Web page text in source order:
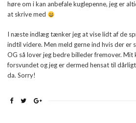
høre om i kan anbefale kuglepenne, jeg er
at skrive med
I næste indlæg tænker jeg at vise lidt af de
indtil videre. Men meld gerne ind hvis der er
OG så lover jeg bedre billeder fremover. Mit
forsvundet og jeg er dermed hensat til
da. Sorry!